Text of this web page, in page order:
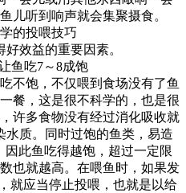
儿听到响声就会集聚摄食。
的投喂技巧
效益的重要因素。
鱼吃7～8成饱
不饱，不仅喂到食场没有了鱼
餐，这是很不科学的，也是很
许多食物没有经过消化吸收就
质。同时过饱的鱼类，易造
因此鱼吃得越饱，超过一定限
也就越高。在喂鱼时，如果发
就应当停止投喂，也就是以给